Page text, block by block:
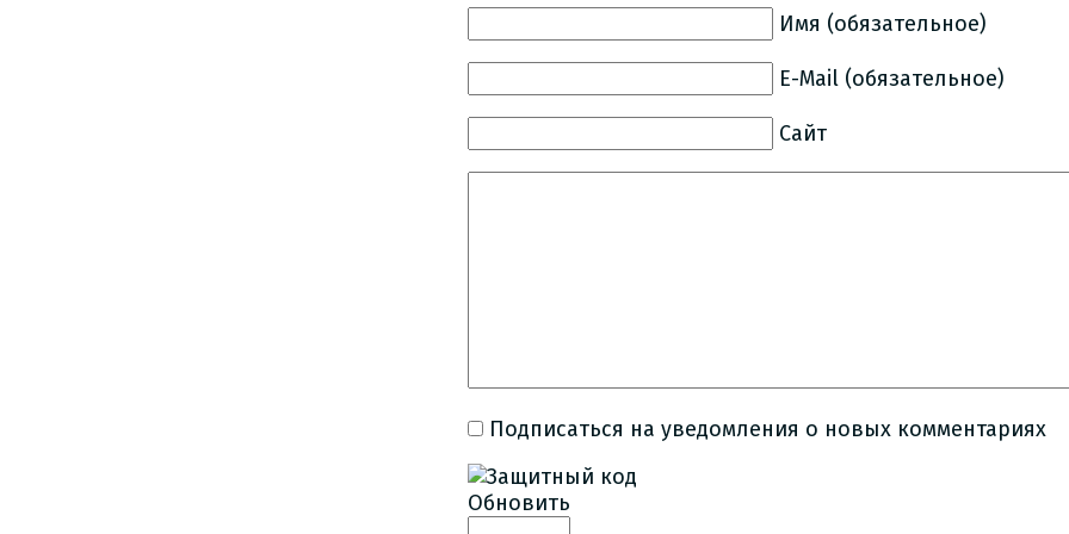
Имя (обязательное)
E-Mail (обязательное)
Сайт
Подписаться на уведомления о новых комментариях
Обновить